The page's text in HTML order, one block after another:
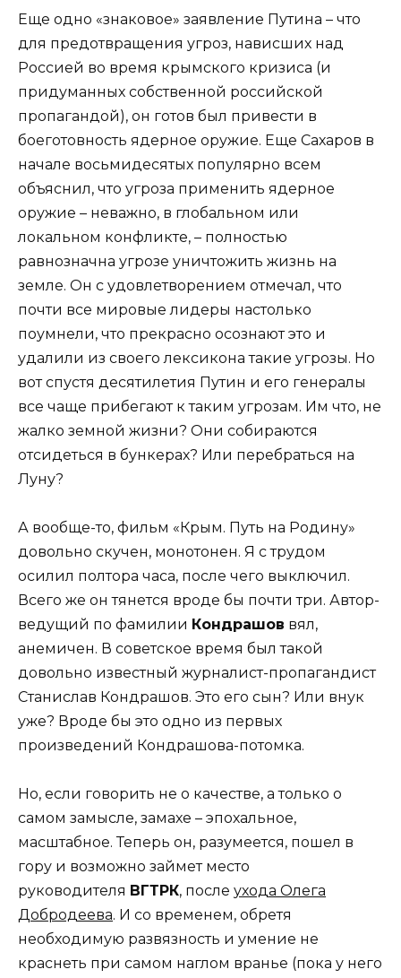
Еще одно «знаковое» заявление Путина – что
для предотвращения угроз, нависших над
Россией во время крымского кризиса (и
придуманных собственной российской
пропагандой), он готов был привести в
боеготовность ядерное оружие. Еще Сахаров в
начале восьмидесятых популярно всем
объяснил, что угроза применить ядерное
оружие – неважно, в глобальном или
локальном конфликте, – полностью
равнозначна угрозе уничтожить жизнь на
земле. Он с удовлетворением отмечал, что
почти все мировые лидеры настолько
поумнели, что прекрасно осознают это и
удалили из своего лексикона такие угрозы. Но
вот спустя десятилетия Путин и его генералы
все чаще прибегают к таким угрозам. Им что, не
жалко земной жизни? Они собираются
отсидеться в бункерах? Или перебраться на
Луну?
А вообще-то, фильм «Крым. Путь на Родину»
довольно скучен, монотонен. Я с трудом
осилил полтора часа, после чего выключил.
Всего же он тянется вроде бы почти три. Автор-
ведущий по фамилии Кондрашов вял,
анемичен. В советское время был такой
довольно известный журналист-пропагандист
Станислав Кондрашов. Это его сын? Или внук
уже? Вроде бы это одно из первых
произведений Кондрашова-потомка.
Но, если говорить не о качестве, а только о
самом замысле, замахе – эпохальное,
масштабное. Теперь он, разумеется, пошел в
гору и возможно займет место
руководителя ВГТРК, после ухода Олега
Добродеева. И со временем, обретя
необходимую развязность и умение не
краснеть при самом наглом вранье (пока у него